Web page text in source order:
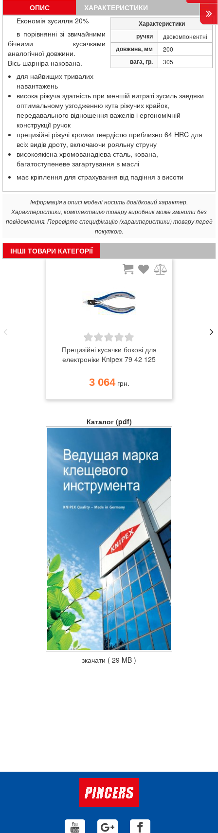
Кусачки бокові особливої ​​потужності фосфатовані, чорного
кольору 250 мм Knipex 74 02 250
Кусачки бокові особливої ​​потужності фосфатовані, чорного
1 646грн.
Кусачки бокові особливої ​​потужності фосфатовані, чорного
кольору 250 мм Knipex 74 02 250 T
2 479грн.
ОПИС ХАРАКТЕРИСТИКИ
Характеристики
ручки
двокомпонентні
довжина, мм 200
вага, гр. 305
Економія зусилля 20%
в порівнянні зі звичайними
бічними кусачками
аналогічної довжини.
Вісь шарніра накована.
для найвищих тривалих
навантажень
висока ріжуча здатність при меншій витраті зусиль завдяки
оптимальному узгодженню кута ріжучих крайок,
передавального відношення важелів і ергономічній
конструкції ручок
прецизійні ріжучі кромки твердістю приблизно 64 HRC для
всіх видів дроту, включаючи рояльну струну
високоякісна хромованадіева сталь, кована,
багатоступеневе загартування в маслі
має кріплення для страхування від падіння з висоти
Інформація в описі моделі носить довідковий характер.
Характеристики, комплектацію товару виробник може змінити без
повідомлення. Перевірте специфікацію (характеристики) товару перед
покупкою.
ІНШІ ТОВАРИ КАТЕГОРІЇ
Прецизійні кусачки бокові для
електроніки Knipex 79 42 125
3 064грн.
Каталог (pdf)
зкачати ( 29 MB )